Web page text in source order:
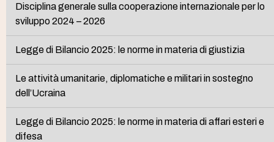
Disciplina generale sulla cooperazione internazionale per lo
sviluppo 2024 – 2026
Legge di Bilancio 2025: le norme in materia di giustizia
Le attività umanitarie, diplomatiche e militari in sostegno
dell’Ucraina
Legge di Bilancio 2025: le norme in materia di affari esteri e
difesa